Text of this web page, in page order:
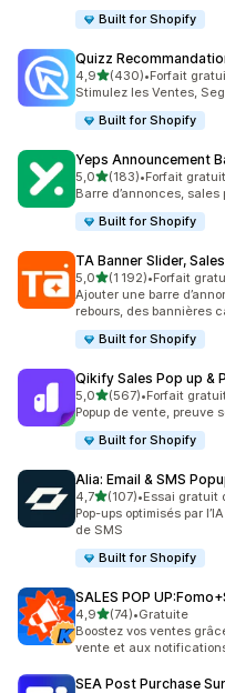
Built for Shopify
Quizz
4,9étoile(s) sur 5
(430)
430 avis au total
•Forfait
Stimulez les Ventes,
Built for Shopify
Yeps Announcement
5,0étoile(s) sur 5
(183)
183 avis au total
•Forfait
Barre d’annonces,
Built for Shopify
TA Banner Slider,
5,0étoile(s) sur 5
(1 192)
1192 avis au total
•Forfait
Ajouter une barre
rebours, des bannières
Built for Shopify
Qikify Sales Pop up &
5,0étoile(s) sur 5
(567)
567 avis au total
•Forfait
Popup de vente, preuve
Built for Shopify
Alia: Email & SMS
4,7étoile(s) sur 5
(107)
107 avis au total
•Essai gratuit
Pop-ups optimisés par
de SMS
Built for Shopify
SALES POP
4,9étoile(s) sur 5
(74)
74 avis au total
•Gratuite
Boostez vos ventes
vente et aux
SEA Post Purchase